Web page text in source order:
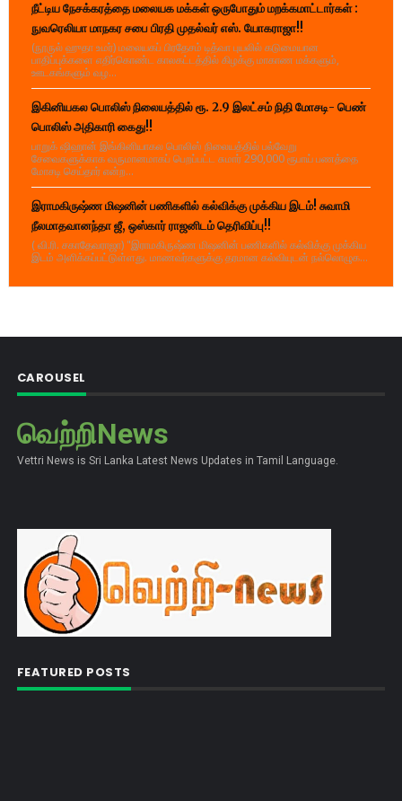
நீட்டிய நேசக்கரத்தை மலையக மக்கள் ஒருபோதும் மறக்கமாட்டார்கள் :
நுவரெலியா மாநகர சபை பிரதி முதல்வர் எஸ். யோகராஜா!!
(நூருல் ஹுதா உமர்) மலையகப் பிரதேசம் டித்வா புயலில் கடுமையான
பாதிப்புக்களை எதிர்கொண்ட காலகட்டத்தில் கிழக்கு மாகாண மக்களும்,
ஊடகங்களும் வழ...
இகினியகல பொலிஸ் நிலையத்தில் ரூ. 2.9 இலட்சம் நிதி மோசடி- பெண்
பொலிஸ் அதிகாரி கைது!!
பாறுக் ஷிஹான் இங்கினியாகல பொலிஸ் நிலையத்தில் பல்வேறு
சேவைகளுக்காக வருமானமாகப் பெறப்பட்ட சுமார் 290,000 ரூபாய் பணத்தை
மோசடி செய்தார் என்ற...
இராமகிருஷ்ண மிஷனின் பணிகளில் கல்விக்கு முக்கிய இடம்! சுவாமி
நீலமாதவானந்தா ஜீ, ஒஸ்கார் ராஜனிடம் தெரிவிப்பு!!
( வி.ரி. சகாதேவராஜா) "இராமகிருஷ்ண மிஷனின் பணிகளில் கல்விக்கு முக்கிய
இடம் அளிக்கப்பட்டுள்ளது. மாணவர்களுக்கு தரமான கல்வியுடன் நல்லொழுக...
CAROUSEL
வெற்றிNews
Vettri News is Sri Lanka Latest News Updates in Tamil Language.
FEATURED POSTS